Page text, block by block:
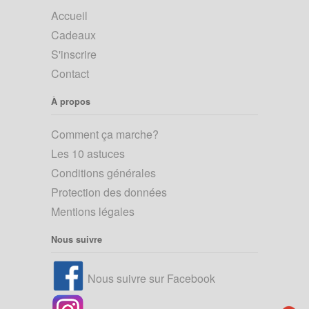
Accueil
Cadeaux
S'inscrire
Contact
À propos
Comment ça marche?
Les 10 astuces
Conditions générales
Protection des données
Mentions légales
Nous suivre
Nous suivre sur Facebook